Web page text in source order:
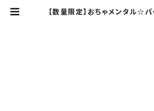
【数量限定】おちゃメンタル☆パ